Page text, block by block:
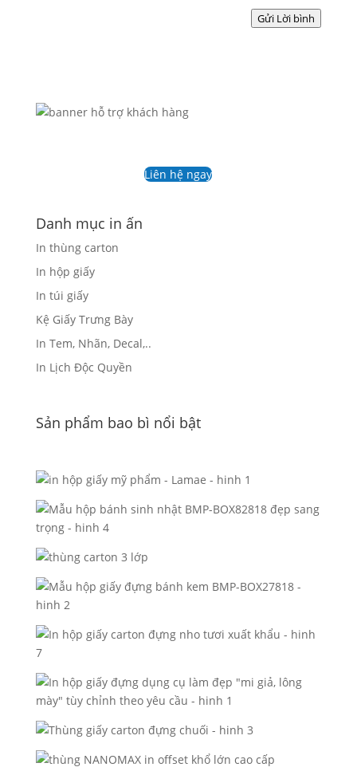
Gửi Lời bình
Liên hệ ngay
Danh mục in ấn
In thùng carton
In hộp giấy
In túi giấy
Kệ Giấy Trưng Bày
In Tem, Nhãn, Decal,..
In Lịch Độc Quyền
Sản phẩm bao bì nổi bật